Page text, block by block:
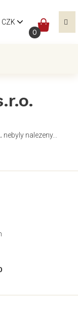
CZK
nebyly nalezeny...